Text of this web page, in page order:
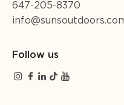
647-205-8370
Follow us